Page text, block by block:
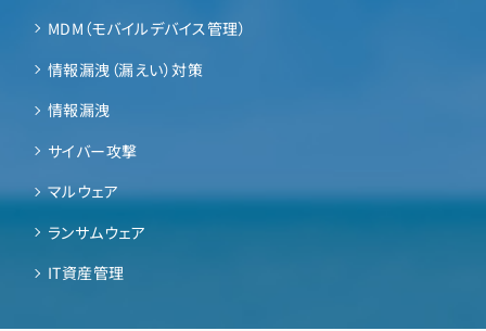
MDM（モバイルデバイス管理）
情報漏洩（漏えい）対策
情報漏洩
サイバー攻撃
マルウェア
ランサムウェア
IT資産管理